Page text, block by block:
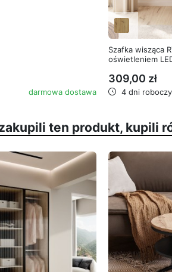
darmowa dostawa
Szafka wisząca
oświetleniem
309,00 zł
4 dni
ten produkt, kupili